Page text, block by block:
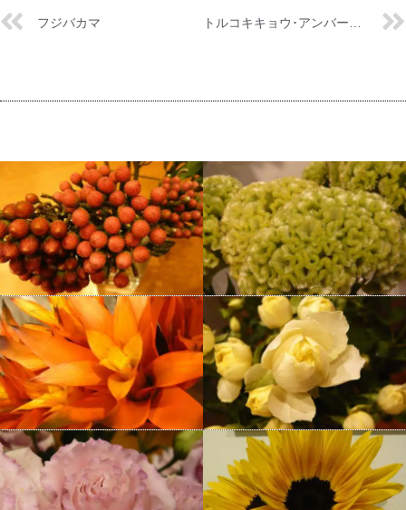
フジバカマ トルコキキョウ･アンバーダブルモヒート